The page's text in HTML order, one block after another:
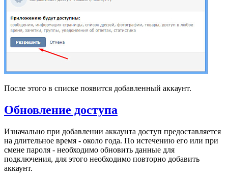
После этого в списке появится добавленный аккаунт.
Обновление доступа
Изначально при добавлении аккаунта доступ предоставляется
на длительное время - около года. По истечению его или при
смене пароля - необходимо обновить данные для
подключения, для этого необходимо повторно добавить
аккаунт.